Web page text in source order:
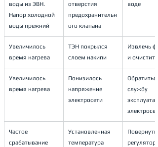
воды из ЭВН.
Напор холодной
воды прежний
отверстия
предохранительн
ого клапана
воде
Увеличилось
время нагрева
ТЭН покрылся
слоем накипи
Извлечь
и очистить
Увеличилось
время нагрева
Понизилось
напряжение
электросети
службу
электросети
Частое
срабатывание
Установленная
температура
Повернуть
регулятор